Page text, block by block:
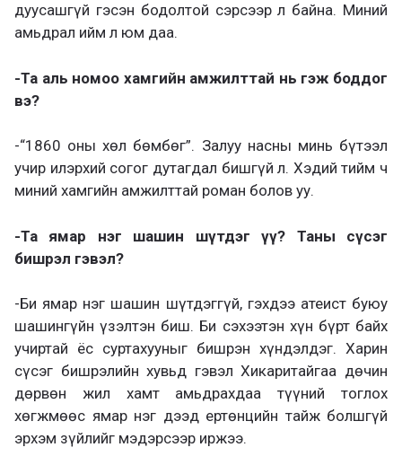
дуусашгүй гэсэн бодолтой сэрсээр л байна. Миний
амьдрал ийм л юм даа.
-Та аль номоо хамгийн амжилттай нь гэж боддог
вэ?
-“1860 оны хөл бөмбөг”. Залуу насны минь бүтээл
учир илэрхий согог дутагдал бишгүй л. Хэдий тийм ч
миний хамгийн амжилттай роман болов уу.
-Та ямар нэг шашин шүтдэг үү? Таны сүсэг
бишрэл гэвэл?
-Би ямар нэг шашин шүтдэггүй, гэхдээ атеист буюу
шашингүйн үзэлтэн биш. Би сэхээтэн хүн бүрт байх
учиртай ёс суртахууныг бишрэн хүндэлдэг. Харин
сүсэг бишрэлийн хувьд гэвэл Хикаритайгаа дөчин
дөрвөн жил хамт амьдрахдаа түүний тоглох
хөгжмөөс ямар нэг дээд ертөнцийн тайж болшгүй
эрхэм зүйлийг мэдэрсээр иржээ.